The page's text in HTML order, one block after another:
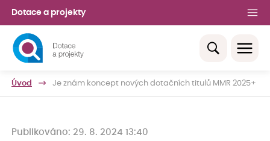
Dotace a projekty
Úvod Je znám koncept nových dotačních titulů MMR 2025+
Publikováno: 29. 8. 2024 13:40